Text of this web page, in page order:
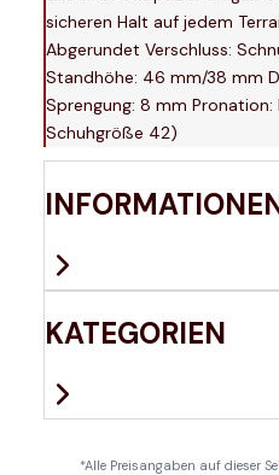
sicheren Halt auf jedem
Abgerundet Verschluss:
Standhöhe: 46 mm/38 mm
Sprengung: 8 mm
Schuhgröße 42)
KATEGORIEN
*Alle Preisangaben auf dieser